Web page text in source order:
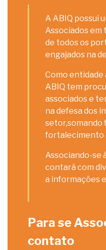
A ABIQ possui
Associados em
de todos os
engajados na
Como entidade
ABIQ tem
associados e
na defesa dos
setor,somando
fortalecimento
Associando-se
contará com
a informações
Para se
contato